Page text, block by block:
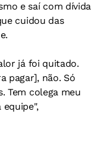
e saí com dívida
cuidou das
já foi quitado.
pagar], não. Só
Tem colega meu
equipe",